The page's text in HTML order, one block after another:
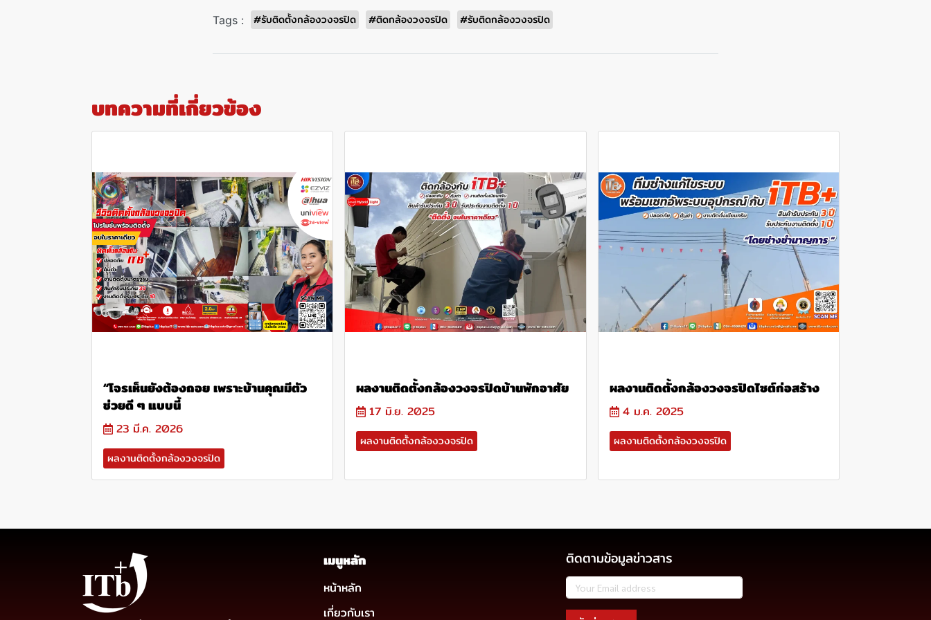
Tags : #รับติดตั้งกล้องวงจรปิด #ติดกล้องวงจรปิด #รับติดกล้องวงจรปิด
บทความที่เกี่ยวข้อง
“โจรเห็นยังต้องถอย เพราะบ้านคุณมีตัว
ช่วยดี ๆ แบบนี้
23 มี.ค. 2026
ผลงานติดตั้งกล้องวงจรปิด
ผลงานติดตั้งกล้องวงจรปิดบ้านพักอาศัย
17 มิ.ย. 2025
ผลงานติดตั้งกล้องวงจรปิด
ผลงานติดตั้งกล้องวงจรปิดไซต์ก่อสร้าง
4 ม.ค. 2025
ผลงานติดตั้งกล้องวงจรปิด
เมนูหลัก
หน้าหลัก
เกี่ยวกับเรา
ติดตามข้อมูลข่าวสาร